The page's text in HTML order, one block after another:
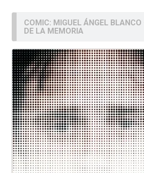
COMIC: MIGUEL ÁNGEL
DE LA MEMORIA